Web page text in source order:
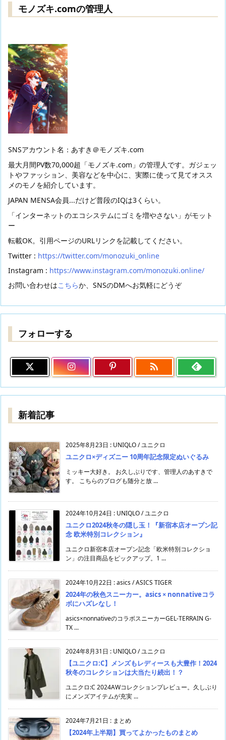
モノズキ.comの管理人
SNSアカウント名：あすき＠モノズキ.com
最大月間PV数70,000超「モノズキ.com」の管理人です。ガジェッ
トやファッション、美容などを中心に、実際に使って見てオスス
メのモノを紹介しています。
JAPAN MENSA会員...だけど普段のIQは3くらい。
「インターネットのエコシステムにゴミを増やさない」がモット
ー
転載OK。引用ページのURLリンクを記載してください。
Twitter : https://twitter.com/monozuki_online
Instagram : https://www.instagram.com/monozuki.online/
お問い合わせはこちらか、SNSのDMへお気軽にどうぞ
フォローする

新着記事
2025年8月23日 : UNIQLO / ユニクロ
ユニクロ×ディズニー 10周年記念限定ぬいぐるみ
ミッキー大好き。 お久しぶりです、管理人のあすきで
す。 こちらのブログも随分と放 ...
2024年10月24日 : UNIQLO / ユニクロ
ユニクロ2024秋冬の隠し玉！『新宿本店オープン記
念 欧米特別コレクション』
ユニクロ新宿本店オープン記念「欧米特別コレクショ
ン」の注目商品をピックアップ。1 ...
2024年10月22日 :asics / ASICS TIGER
2024年の秋色スニーカー。asics × nonnativeコラ
ボにハズレなし！
asics×nonnativeのコラボスニーカーGEL-TERRAIN G-
TX ...
2024年8月31日 : UNIQLO / ユニクロ
【ユニクロ:C】メンズもレディースも大豊作！2024
秋冬のコレクションは大当たり続出！？
ユニクロ:C 2024AWコレクションプレビュー。久しぶり
にメンズアイテムが充実 ...
2024年7月21日 : まとめ
【2024年上半期】買ってよかったものまとめ